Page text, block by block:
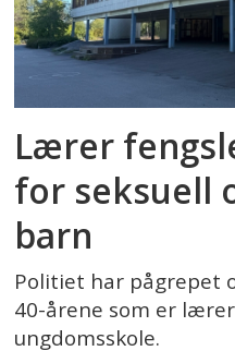
Lærer
for seksuell
barn
Politiet har pågrepet
40-årene som er
ungdomsskole.